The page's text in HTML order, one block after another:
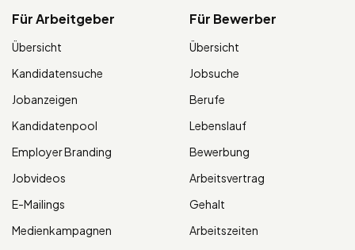
Für Arbeitgeber
Übersicht
Kandidatensuche
Jobanzeigen
Kandidatenpool
Employer Branding
Jobvideos
E-Mailings
Medienkampagnen
Für Bewerber
Übersicht
Jobsuche
Berufe
Lebenslauf
Bewerbung
Arbeitsvertrag
Gehalt
Arbeitszeiten